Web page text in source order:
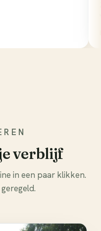
verblijf
in een paar klikken.